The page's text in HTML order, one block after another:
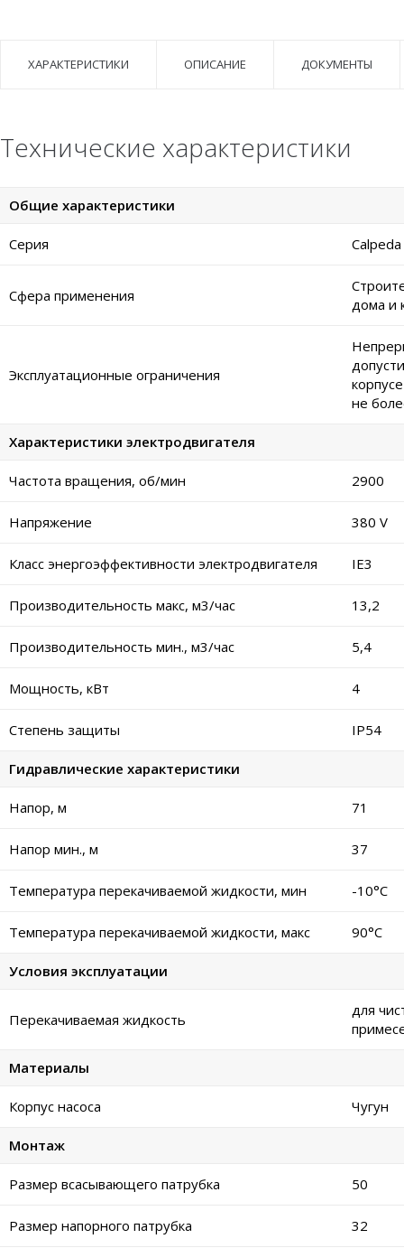
ХАРАКТЕРИСТИКИ ОПИСАНИЕ ДОКУМЕНТЫ
Технические характеристики
Общие характеристики
Серия
Сфера применения
дома и
Эксплуатационные ограничения
не
Характеристики электродвигателя
Частота вращения, об/мин 2900
Напряжение 380 V
Класс энергоэффективности электродвигателя IE3
Производительность макс, м3/час 13,2
Производительность мин., м3/час 5,4
Мощность, кВт 4
Степень защиты IP54
Гидравлические характеристики
Напор, м 71
Напор мин., м 37
Температура перекачиваемой жидкости, мин -10°C
Температура перекачиваемой жидкости, макс 90°C
Условия эксплуатации
Перекачиваемая жидкость
для
Материалы
Корпус насоса Чугун
Монтаж
Размер всасывающего патрубка 50
Размер напорного патрубка 32